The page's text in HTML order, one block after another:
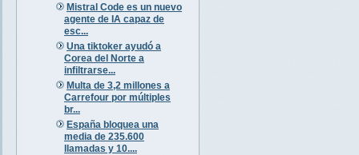
Mistral Code es un nuevo
agente de IA capaz de
esc...
Una tiktoker ayudó a
Corea del Norte a
infiltrarse...
Multa de 3,2 millones a
Carrefour por múltiples
br...
España bloquea una
media de 235.600
llamadas y 10....